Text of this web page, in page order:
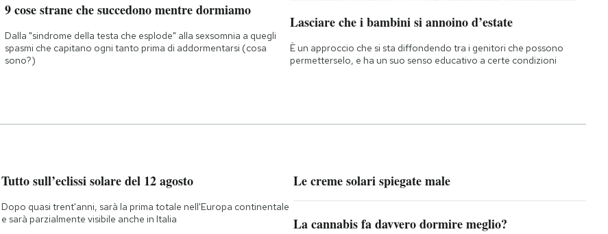
9 cose strane che succedono mentre dormiamo
Dalla "sindrome della testa che esplode" alla sexsomnia a quegli
spasmi che capitano ogni tanto prima di addormentarsi (cosa
sono?)
Lasciare che i bambini si annoino d’estate
È un approccio che si sta diffondendo tra i genitori che possono
permetterselo, e ha un suo senso educativo a certe condizioni
Tutto sull’eclissi solare del 12 agosto
Dopo quasi trent'anni, sarà la prima totale nell'Europa continentale
e sarà parzialmente visibile anche in Italia
Le creme solari spiegate male
La cannabis fa davvero dormire meglio?